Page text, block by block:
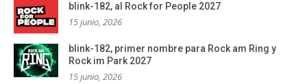
blink-182, al Rock for People 2027
15 junio, 2026
blink-182, primer nombre para Rock am Ring y
Rock im Park 2027
15 junio, 2026